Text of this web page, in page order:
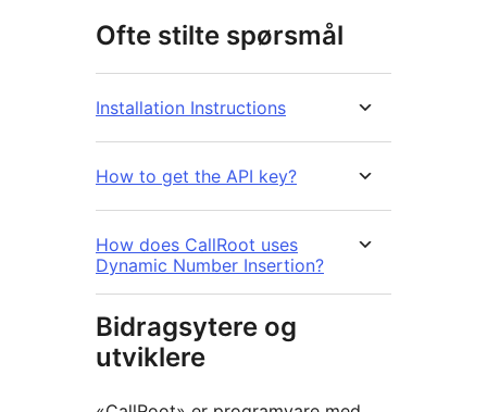
Ofte stilte spørsmål
Installation Instructions
How to get the API key?
How does CallRoot uses
Dynamic Number Insertion?
Bidragsytere og
utviklere